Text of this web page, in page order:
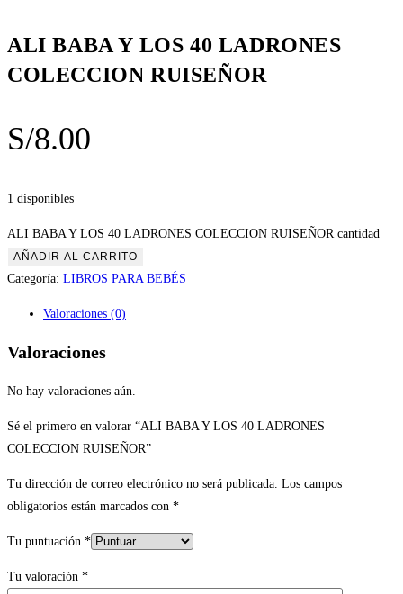
ALI BABA Y LOS 40 LADRONES
COLECCION RUISEÑOR
S/8.00
1 disponibles
ALI BABA Y LOS 40 LADRONES COLECCION RUISEÑOR cantidad
AÑADIR AL CARRITO
Categoría: LIBROS PARA BEBÉS
Valoraciones (0)
Valoraciones
No hay valoraciones aún.
Sé el primero en valorar “ALI BABA Y LOS 40 LADRONES
COLECCION RUISEÑOR”
Tu dirección de correo electrónico no será publicada. Los campos
obligatorios están marcados con *
Tu puntuación *
Tu valoración *